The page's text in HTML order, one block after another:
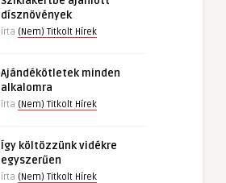
dísznövények
írta (Nem) Titkolt Hírek
Ajándékötletek minden
alkalomra
írta (Nem) Titkolt Hírek
Így költözzünk vidékre
egyszerűen
írta (Nem) Titkolt Hírek